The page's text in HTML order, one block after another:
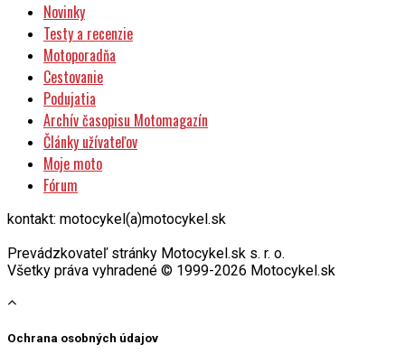
Novinky
Testy a recenzie
Motoporadňa
Cestovanie
Podujatia
Archív časopisu Motomagazín
Články užívateľov
Moje moto
Fórum
kontakt: motocykel(a)motocykel.sk
Prevádzkovateľ stránky Motocykel.sk s. r. o.
Všetky práva vyhradené © 1999-2026 Motocykel.sk
Ochrana osobných údajov